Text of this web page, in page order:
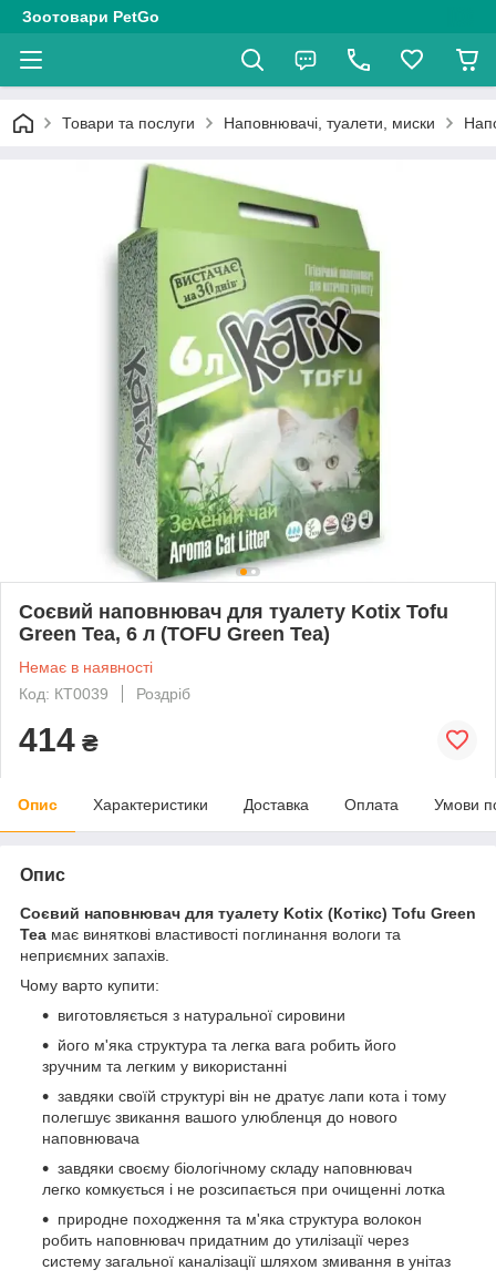
Зоотовари PetGo
Товари та послуги Наповнювачі, туалети, миски
Соєвий наповнювач для туалету Kotix Tofu
Green Tea, 6 л (TOFU Green Tea)
Немає в наявності
Код: КТ0039
Роздріб
414 ₴
Опис Характеристики Доставка Оплата Умови
Опис
Соєвий наповнювач для туалету Kotix (Котікс) Tofu Green
Tea має виняткові властивості поглинання вологи та
неприємних запахів.
Чому варто купити:
виготовляється з натуральної сировини
його м'яка структура та легка вага робить його
зручним та легким у використанні
завдяки своїй структурі він не дратує лапи кота і тому
полегшує звикання вашого улюбленця до нового
наповнювача
завдяки своєму біологічному складу наповнювач
легко комкується і не розсипається при очищенні лотка
природне походження та м'яка структура волокон
робить наповнювач придатним до утилізації через
систему загальної каналізації шляхом змивання в унітаз